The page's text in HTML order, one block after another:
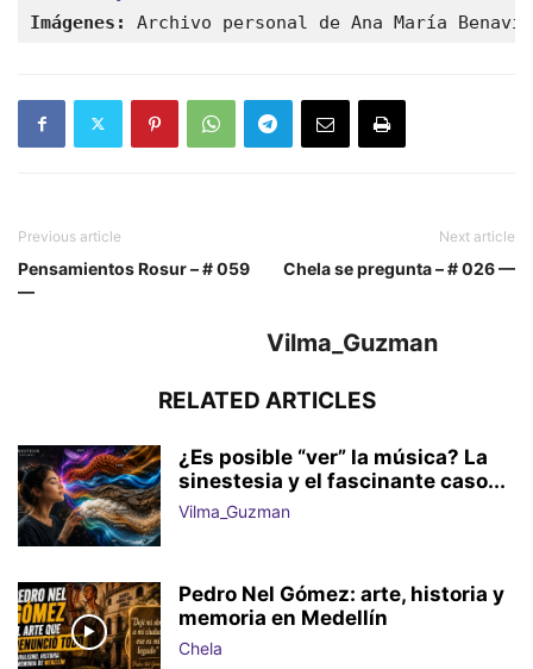
Imágenes:
Archivo personal de Ana María
Previous article
Pensamientos Rosur – # 059
—
Next article
Chela se pregunta – # 026 —
Vilma_Guzman
RELATED ARTICLES
¿Es posible “ver” la música? La
sinestesia y el fascinante caso...
Vilma_Guzman
Pedro Nel Gómez: arte, historia y
memoria en Medellín
Chela